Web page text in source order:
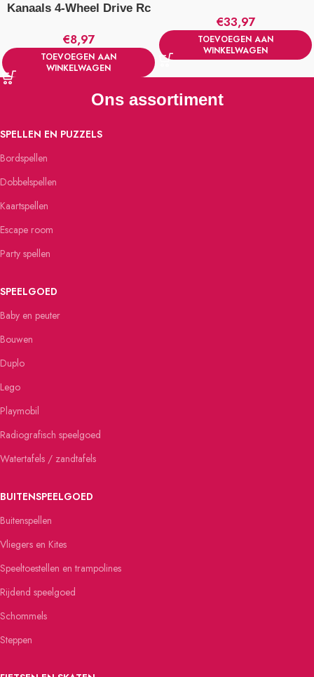
Kanaals 4-Wheel Drive Rc
€8,97
TOEVOEGEN AAN
WINKELWAGEN
€33,97
TOEVOEGEN AAN
WINKELWAGEN
Ons assortiment
SPELLEN EN PUZZELS
Bordspellen
Dobbelspellen
Kaartspellen
Escape room
Party spellen
SPEELGOED
Baby en peuter
Bouwen
Duplo
Lego
Playmobil
Radiografisch speelgoed
Watertafels / zandtafels
BUITENSPEELGOED
Buitenspellen
Vliegers en Kites
Speeltoestellen en trampolines
Rijdend speelgoed
Schommels
Steppen